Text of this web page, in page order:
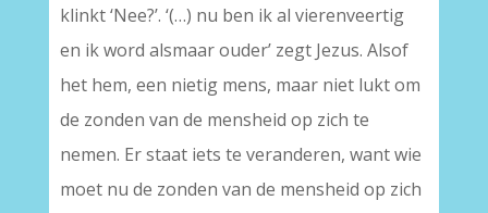
klinkt ‘Nee?’. ‘(…) nu ben ik al vierenveertig
en ik word alsmaar ouder’ zegt Jezus. Alsof
het hem, een nietig mens, maar niet lukt om
de zonden van de mensheid op zich te
nemen. Er staat iets te veranderen, want wie
moet nu de zonden van de mensheid op zich